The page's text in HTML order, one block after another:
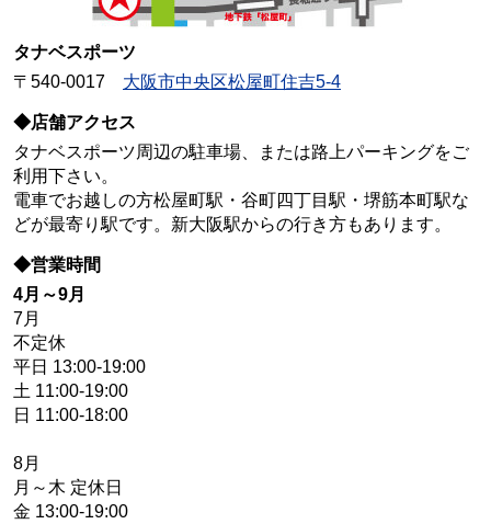
タナベスポーツ
〒540-0017 大阪市中央区松屋町住吉5-4
◆店舗アクセス
タナベスポーツ周辺の駐車場、または路上パーキングをご
利用下さい。
電車でお越しの方松屋町駅・谷町四丁目駅・堺筋本町駅な
どが最寄り駅です。新大阪駅からの行き方もあります。
◆営業時間
4月～9月
7月
不定休
平日 13:00-19:00
土 11:00-19:00
日 11:00-18:00
8月
月～木 定休日
金 13:00-19:00